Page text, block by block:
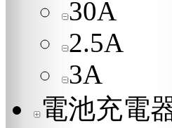
30A
2.5A
3A
電池充電